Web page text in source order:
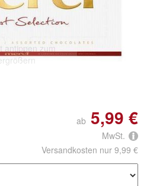
antippen zum
ab 5,99 €
MwSt.
Versandkosten nur 9,99 €